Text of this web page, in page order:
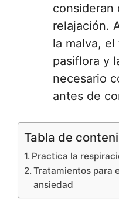
consideran
relajación.
la malva,
pasiflora y
necesario
antes de
Tabla de
Practica la
Tratamientos para
ansiedad